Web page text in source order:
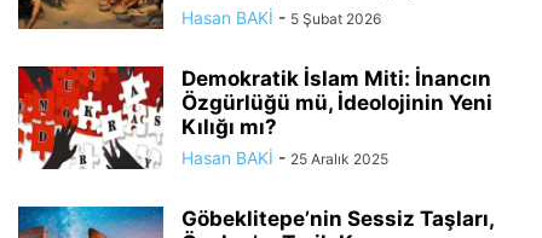
Hasan BAKİ - 5 Şubat 2026
Demokratik İslam Miti: İnancın
Özgürlüğü mü, İdeolojinin Yeni
Kılığı mı?
Hasan BAKİ - 25 Aralık 2025
Göbeklitepe’nin Sessiz Taşları,